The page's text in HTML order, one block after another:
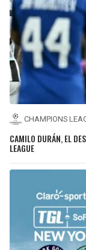
CHAMPIONS
CAMILO DURÁN, EL
LEAGUE